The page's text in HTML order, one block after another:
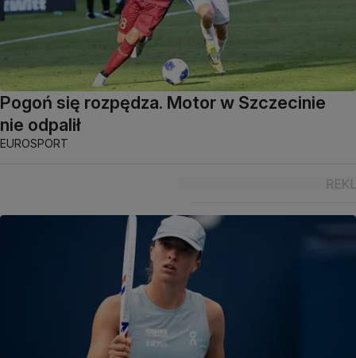
Pogoń się rozpędza. Motor w Szczecinie
nie odpalił
EUROSPORT